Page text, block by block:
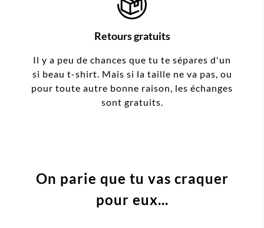
Retours gratuits
Il y a peu de chances que tu te sépares d'un
si beau t-shirt. Mais si la taille ne va pas, ou
pour toute autre bonne raison, les échanges
sont gratuits.
On parie que tu vas craquer
pour eux...